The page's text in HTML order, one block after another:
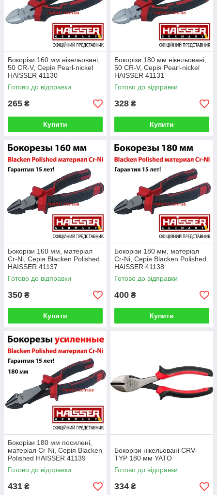
Бокорізи 160 мм нікельовані,
50 CR-V, Серія Pearl-nickel
HAISSER 41130
Готово до відправки
265 ₴
Купити
Бокорізи 180 мм нікельовані,
50 CR-V, Серія Pearl-nickel
HAISSER 41131
Готово до відправки
328 ₴
Купити
Бокорізи 160 мм, матеріал
Cr-Ni, Серія Blacken Polished
HAISSER 41137
Готово до відправки
350 ₴
Купити
Бокорізи 180 мм, матеріал
Cr-Ni, Серія Blacken Polished
HAISSER 41138
Готово до відправки
400 ₴
Купити
Бокорізи 180 мм посилені,
матеріал Cr-Ni, Серія Blacken
Polished HAISSER 41139
Готово до відправки
431 ₴
Бокорізи нікельовані CRV-
TYP 180 мм YATO
Готово до відправки
334 ₴